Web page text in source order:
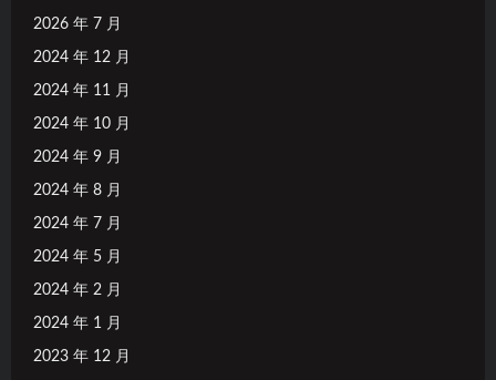
2026 年 7 月
2024 年 12 月
2024 年 11 月
2024 年 10 月
2024 年 9 月
2024 年 8 月
2024 年 7 月
2024 年 5 月
2024 年 2 月
2024 年 1 月
2023 年 12 月